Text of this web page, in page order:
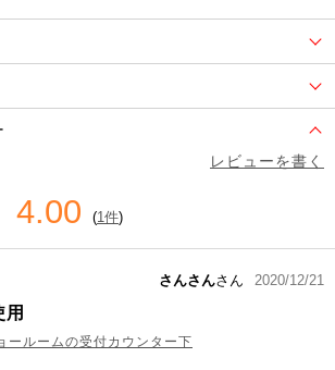
レビューを書く
4.00 (1件)
さんさんさん 2020/12/21
ールームの受付カウンター下